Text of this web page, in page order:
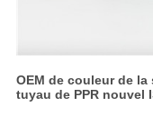
OEM de couleur de
tuyau de PPR nouvel